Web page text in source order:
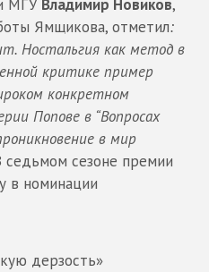
МГУ Владимир Новиков,
Ямщикова, отметил:
Ностальгия как метод в
критике пример
конкретном
Попове в “Вопросах
в мир
седьмом сезоне премии
в номинации
дерзость»